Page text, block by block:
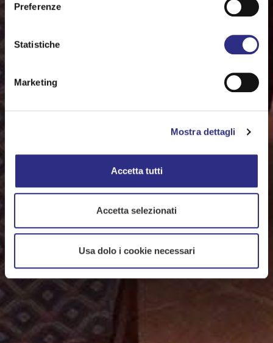
Preferenze
Statistiche
Marketing
Mostra dettagli
Accetta tutti
Accetta selezionati
Usa dolo i cookie necessari